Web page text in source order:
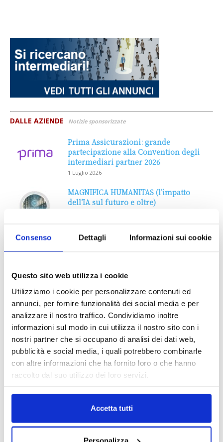
Consenso Dettagli Informazioni sui cookie
Questo sito web utilizza i cookie
Utilizziamo i cookie per personalizzare contenuti ed
annunci, per fornire funzionalità dei social media e per
analizzare il nostro traffico. Condividiamo inoltre
informazioni sul modo in cui utilizza il nostro sito con i
nostri partner che si occupano di analisi dei dati web,
pubblicità e social media, i quali potrebbero combinarle
con altre informazioni che ha fornito loro o che hanno
raccolto dal suo utilizzo dei loro servizi.
Accetta tutti
DALLE AZIENDE Notizie sponsorizzate
Prima Assicurazioni: grande
partecipazione alla Convention degli
intermediari partner 2026
1 Luglio 2026
MAGNIFICA HUMANITAS (l’impatto
dell’IA sul futuro e oltre)
IL MENSILE ASSINEWS LUGLIO-
Reclami e sanzioni 2025